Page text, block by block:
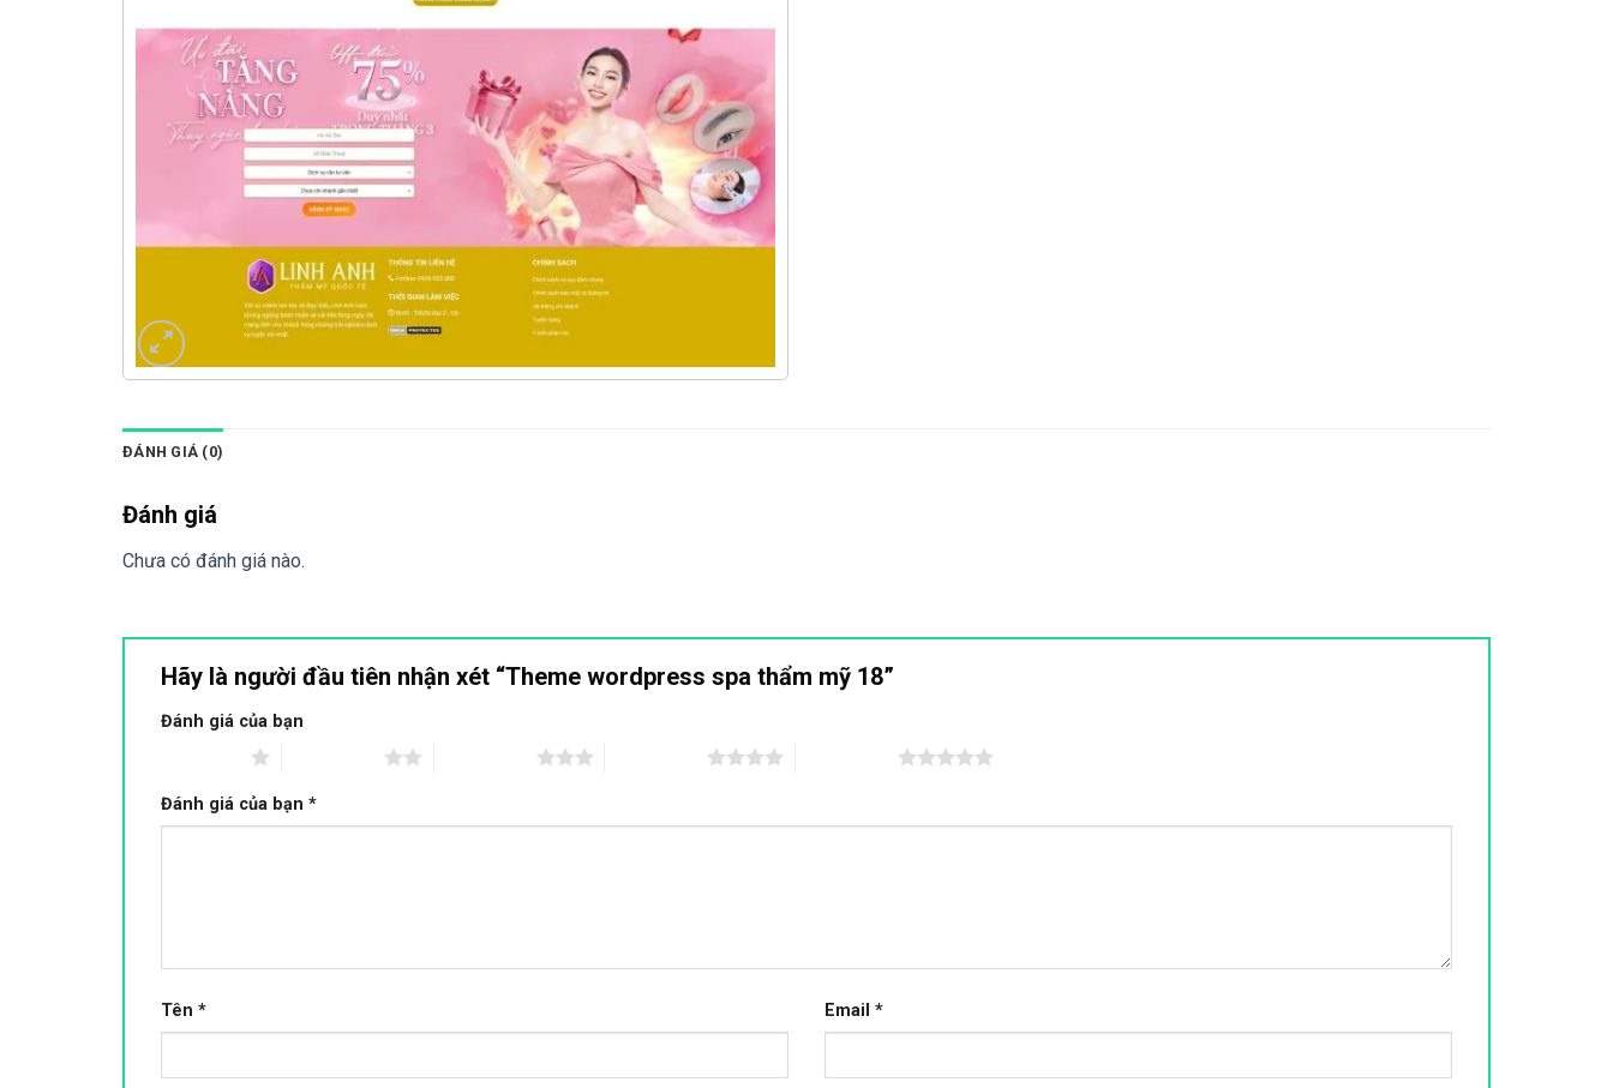
ĐÁNH GIÁ (0)
Đánh giá
Chưa có đánh giá nào.
Hãy là người đầu tiên nhận xét “Theme wordpress spa thẩm mỹ 18”
Đánh giá của bạn
Đánh giá của bạn *
Tên * Email *